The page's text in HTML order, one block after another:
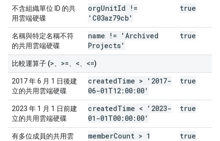
不含組織單位 ID 的共
用雲端硬碟
orgUnitId !=
'C03az79cb'
true
名稱與特定名稱不符
的共用雲端硬碟
name != 'Archived
Projects'
true
比較運算子 (> >= < <=)
2017 年 6 月 1 日後建
立的共用雲端硬碟
createdTime > '2017-
06-01T12:00:00'
true
2023 年 1 月 1 日前建
立的共用雲端硬碟
createdTime < '2023-
01-01T00:00:00'
true
有多位成員的共用雲
memberCount > 1 true